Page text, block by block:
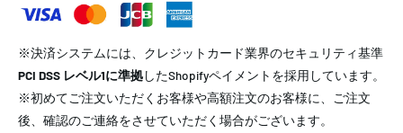
※決済システムには、クレジットカード業界のセキュリティ基準
PCI DSS レベル1に準拠したShopifyペイメントを採用しています。
※初めてご注文いただくお客様や高額注文のお客様に、ご注文
後、確認のご連絡をさせていただく場合がございます。